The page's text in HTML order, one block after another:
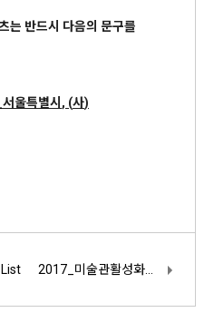
는 반드시 다음의 문구를
서울특별시 , (사)
List 2017_미술관활성화사업 하반기 <큐레이터 학교> 사업 선정